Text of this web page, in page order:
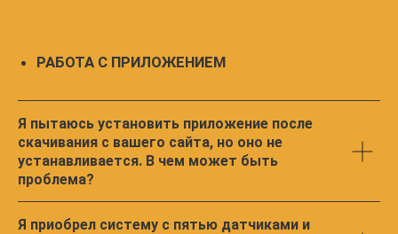
Я пытаюсь установить приложение после
скачивания с вашего сайта, но оно не
устанавливается. В чем может быть
проблема?
Я приобрел систему с пятью датчиками и
УСТАНОВИТЬ ПРИЛОЖЕНИЕ
ДЛЯ СМАРТФОНА/ПЛАНШЕТА